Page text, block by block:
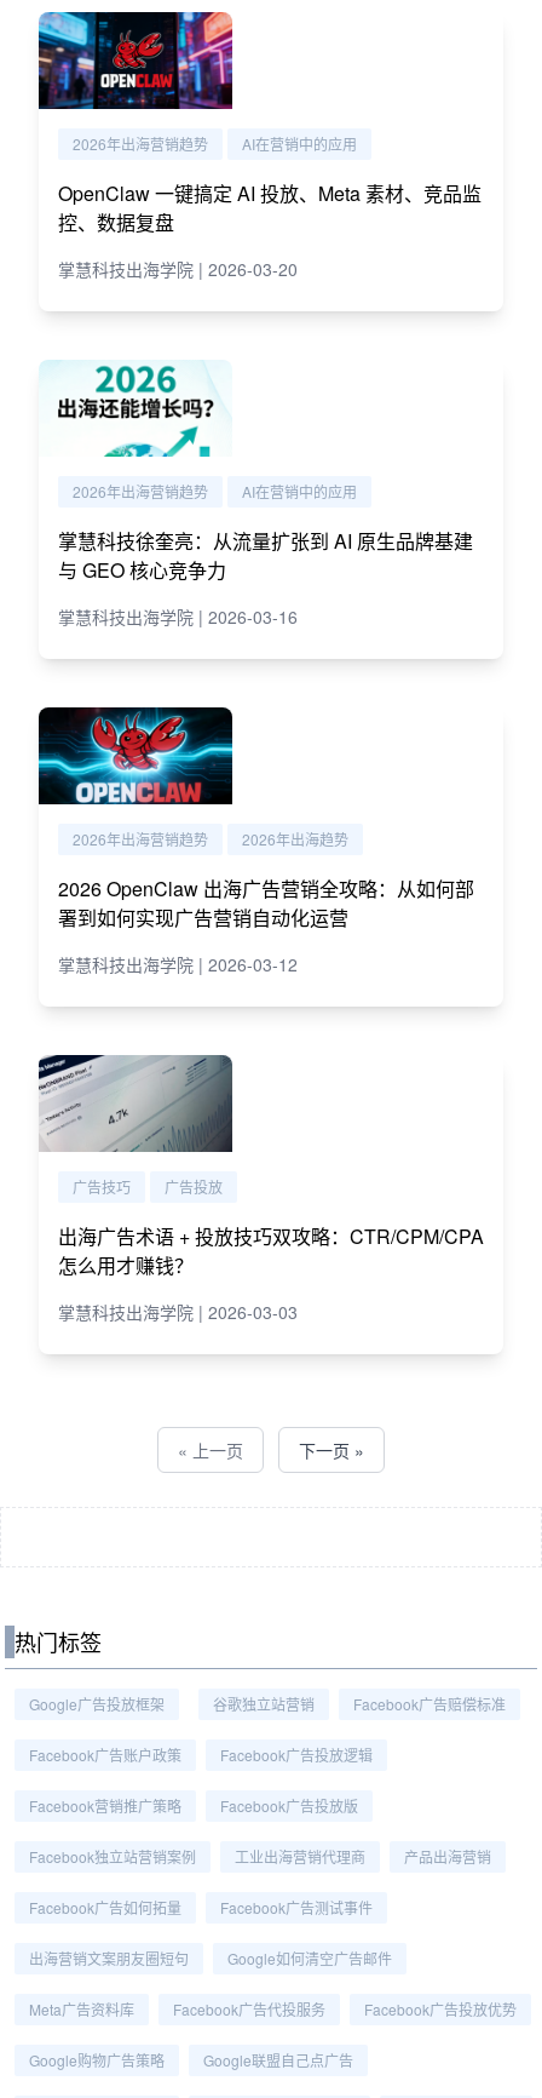
2026年出海营销趋势 AI在营销中的应用
OpenClaw 一键搞定 AI 投放、Meta 素材、竞品监
控、数据复盘
掌慧科技出海学院 | 2026-03-20
2026年出海营销趋势 AI在营销中的应用
掌慧科技徐奎亮：从流量扩张到 AI 原生品牌基建
与 GEO 核心竞争力
掌慧科技出海学院 | 2026-03-16
2026年出海营销趋势 2026年出海趋势
2026 OpenClaw 出海广告营销全攻略：从如何部
署到如何实现广告营销自动化运营
掌慧科技出海学院 | 2026-03-12
广告技巧 广告投放
出海广告术语 + 投放技巧双攻略：CTR/CPM/CPA
怎么用才赚钱？
掌慧科技出海学院 | 2026-03-03
« 上一页 下一页 »
热门标签
Google广告投放框架 谷歌独立站营销 Facebook广告赔偿标准
Facebook广告账户政策 Facebook广告投放逻辑
Facebook营销推广策略 Facebook广告投放版
Facebook独立站营销案例 工业出海营销代理商 产品出海营销
Facebook广告如何拓量 Facebook广告测试事件
出海营销文案朋友圈短句 Google如何清空广告邮件
Meta广告资料库 Facebook广告代投服务 Facebook广告投放优势
Google购物广告策略 Google联盟自己点广告